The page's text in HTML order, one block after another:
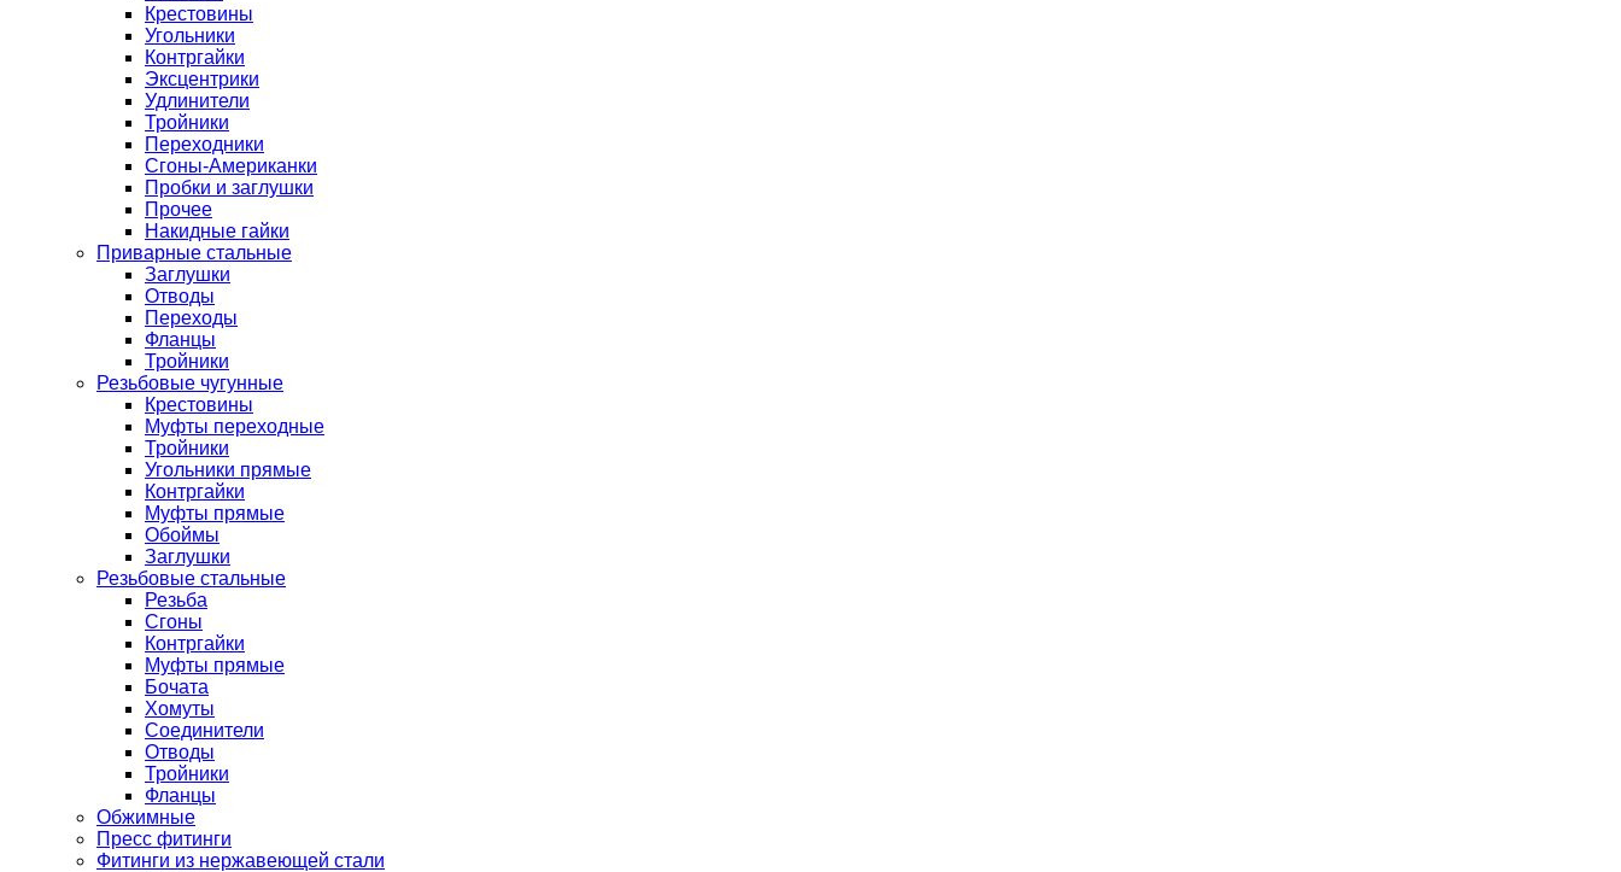
Крестовины
Угольники
Контргайки
Эксцентрики
Удлинители
Тройники
Переходники
Сгоны-Американки
Пробки и заглушки
Прочее
Накидные гайки
Приварные стальные
Заглушки
Отводы
Переходы
Фланцы
Тройники
Резьбовые чугунные
Крестовины
Муфты переходные
Тройники
Угольники прямые
Контргайки
Муфты прямые
Обоймы
Заглушки
Резьбовые стальные
Резьба
Сгоны
Контргайки
Муфты прямые
Бочата
Хомуты
Соединители
Отводы
Тройники
Фланцы
Обжимные
Пресс фитинги
Фитинги из нержавеющей стали